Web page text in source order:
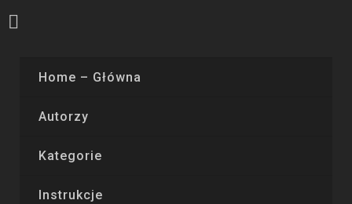
Home – Główna
Autorzy
Kategorie
Instrukcje